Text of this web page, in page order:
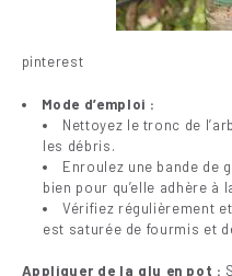
pinterest
Mode d’emploi :
Nettoyez le tronc de
les débris.
Enroulez une bande de
bien pour qu’elle adhère à
Vérifiez régulièrement
est saturée de fourmis et
Appliquer de la glu en pot :